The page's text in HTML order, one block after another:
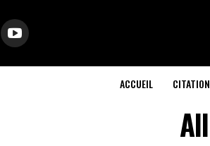
ACCUEIL